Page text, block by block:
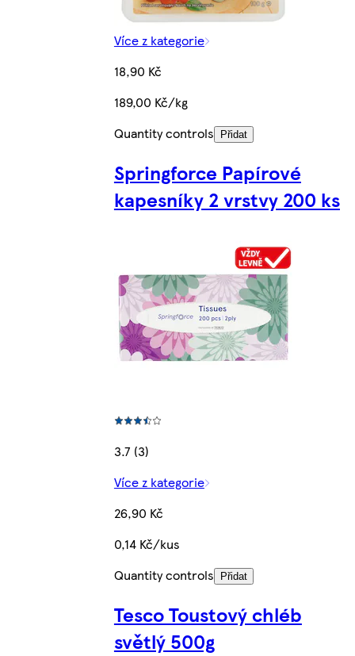
Více z kategorie
18,90 Kč
189,00 Kč/kg
Quantity controls
Přidat
Springforce Papírové
kapesníky 2 vrstvy 200 ks
3.7 (3)
Více z kategorie
26,90 Kč
0,14 Kč/kus
Quantity controls
Přidat
Tesco Toustový chléb
světlý 500g